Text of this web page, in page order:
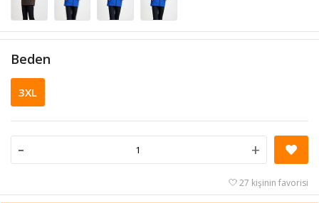
Beden
3XL
- +
27 kişinin favorisi